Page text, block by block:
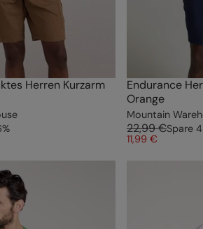
Herren Kurzarm
%
Endurance
Orange
Mountain
22,99 €Spare
11,99 €